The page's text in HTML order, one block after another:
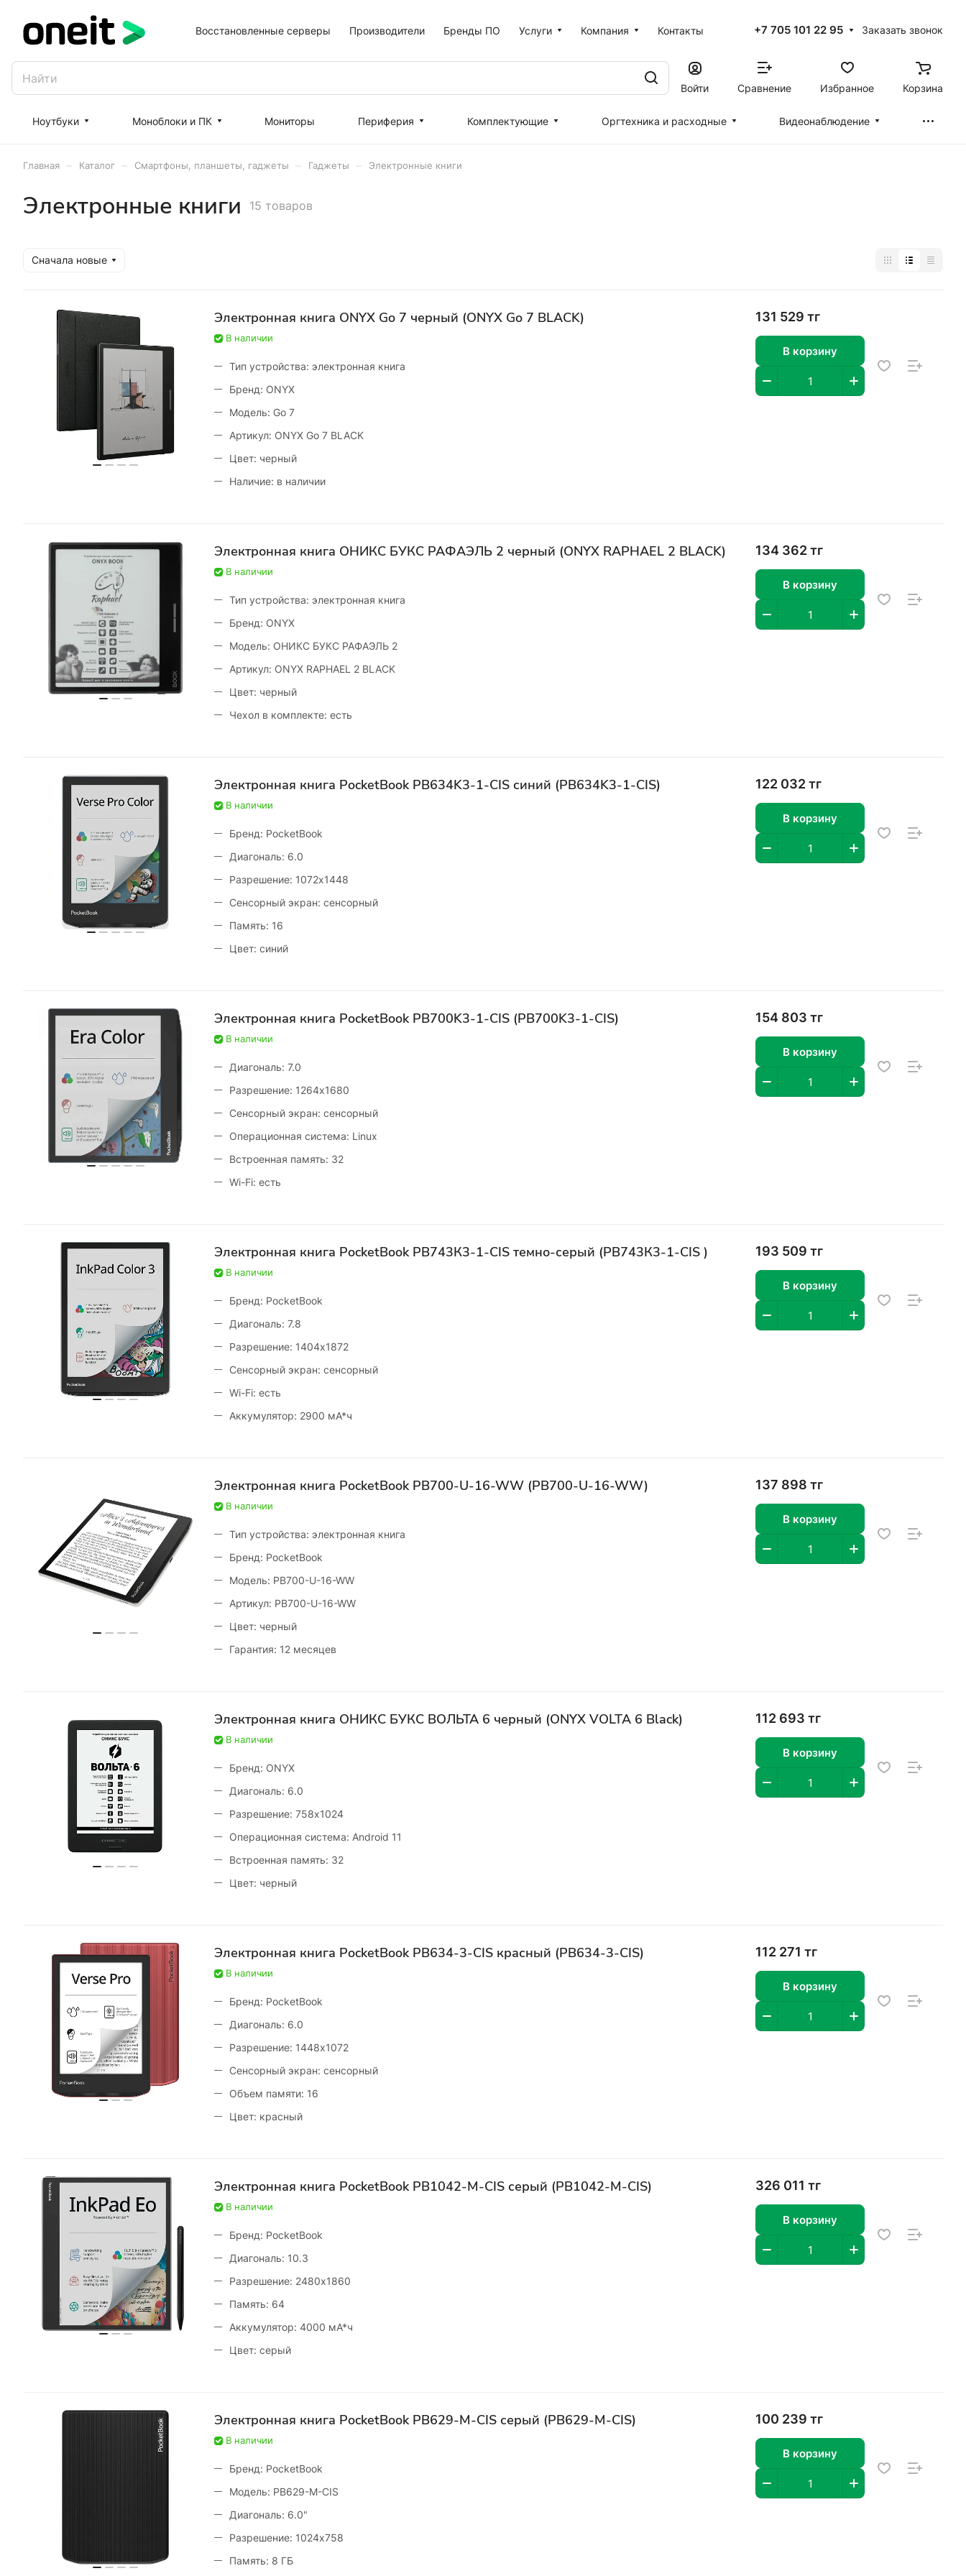
Восстановленные серверы Производители Бренды ПО Услуги Компания Контакты +7 705 101 22 95 Заказать звонок
Войти Сравнение Избранное Корзина
Ноутбуки Моноблоки и ПК Мониторы Периферия Комплектующие Оргтехника и расходные Видеонаблюдение
Главная Каталог Смартфоны, планшеты, гаджеты Гаджеты Электронные книги
Электронные книги 15 товаров
Сначала новые
Электронная книга ONYX Go 7 черный (ONYX Go 7 BLACK)
В наличии
Тип устройства: электронная книга
Бренд: ONYX
Модель: Go 7
Артикул: ONYX Go 7 BLACK
Цвет: черный
Наличие: в наличии
131 529 тг
В корзину
Электронная книга ОНИКС БУКС РАФАЭЛЬ 2 черный (ONYX RAPHAEL 2 BLACK)
В наличии
Тип устройства: электронная книга
Бренд: ONYX
Модель: ОНИКС БУКС РАФАЭЛЬ 2
Артикул: ONYX RAPHAEL 2 BLACK
Цвет: черный
Чехол в комплекте: есть
134 362 тг
В корзину
Электронная книга PocketBook PB634K3-1-CIS синий (PB634K3-1-CIS)
В наличии
Бренд: PocketBook
Диагональ: 6.0
Разрешение: 1072x1448
Сенсорный экран: сенсорный
Память: 16
Цвет: синий
122 032 тг
В корзину
Электронная книга PocketBook PB700K3-1-CIS (PB700K3-1-CIS)
В наличии
Диагональ: 7.0
Разрешение: 1264x1680
Сенсорный экран: сенсорный
Операционная система: Linux
Встроенная память: 32
Wi-Fi: есть
154 803 тг
В корзину
Электронная книга PocketBook PB743К3-1-CIS темно-серый (PB743К3-1-CIS )
В наличии
Бренд: PocketBook
Диагональ: 7.8
Разрешение: 1404x1872
Сенсорный экран: сенсорный
Wi-Fi: есть
Аккумулятор: 2900 мА*ч
193 509 тг
В корзину
Электронная книга PocketBook PB700-U-16-WW (PB700-U-16-WW)
В наличии
Тип устройства: электронная книга
Бренд: PocketBook
Модель: PB700-U-16-WW
Артикул: PB700-U-16-WW
Цвет: черный
Гарантия: 12 месяцев
137 898 тг
В корзину
Электронная книга ОНИКС БУКС ВОЛЬТА 6 черный (ONYX VOLTA 6 Black)
В наличии
Бренд: ONYX
Диагональ: 6.0
Разрешение: 758x1024
Операционная система: Android 11
Встроенная память: 32
Цвет: черный
112 693 тг
В корзину
Электронная книга PocketBook PB634-3-CIS красный (PB634-3-CIS)
В наличии
Бренд: PocketBook
Диагональ: 6.0
Разрешение: 1448х1072
Сенсорный экран: сенсорный
Объем памяти: 16
Цвет: красный
112 271 тг
В корзину
Электронная книга PocketBook PB1042-M-CIS серый (PB1042-M-CIS)
В наличии
Бренд: PocketBook
Диагональ: 10.3
Разрешение: 2480x1860
Память: 64
Аккумулятор: 4000 мА*ч
Цвет: серый
326 011 тг
В корзину
Электронная книга PocketBook PB629-M-CIS серый (PB629-M-CIS)
В наличии
Бренд: PocketBook
Модель: PB629-M-CIS
Диагональ: 6.0"
Разрешение: 1024x758
Память: 8 ГБ
100 239 тг
В корзину